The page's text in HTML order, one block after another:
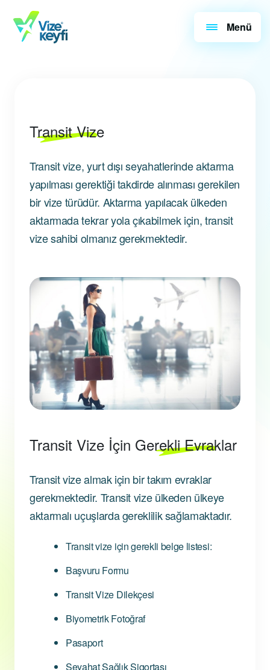
Menü
Transit Vize
Transit vize, yurt dışı seyahatlerinde aktarma
yapılması gerektiği takdirde alınması gerekilen
bir vize türüdür. Aktarma yapılacak ülkeden
aktarmada tekrar yola çıkabilmek için, transit
vize sahibi olmanız gerekmektedir.
Transit Vize İçin Gerekli Evraklar
Transit vize almak için bir takım evraklar
gerekmektedir. Transit vize ülkeden ülkeye
aktarmalı uçuşlarda gereklilik sağlamaktadır.
Transit vize için gerekli belge listesi:
Başvuru Formu
Transit Vize Dilekçesi
Biyometrik Fotoğraf
Pasaport
Seyahat Sağlık Sigortası